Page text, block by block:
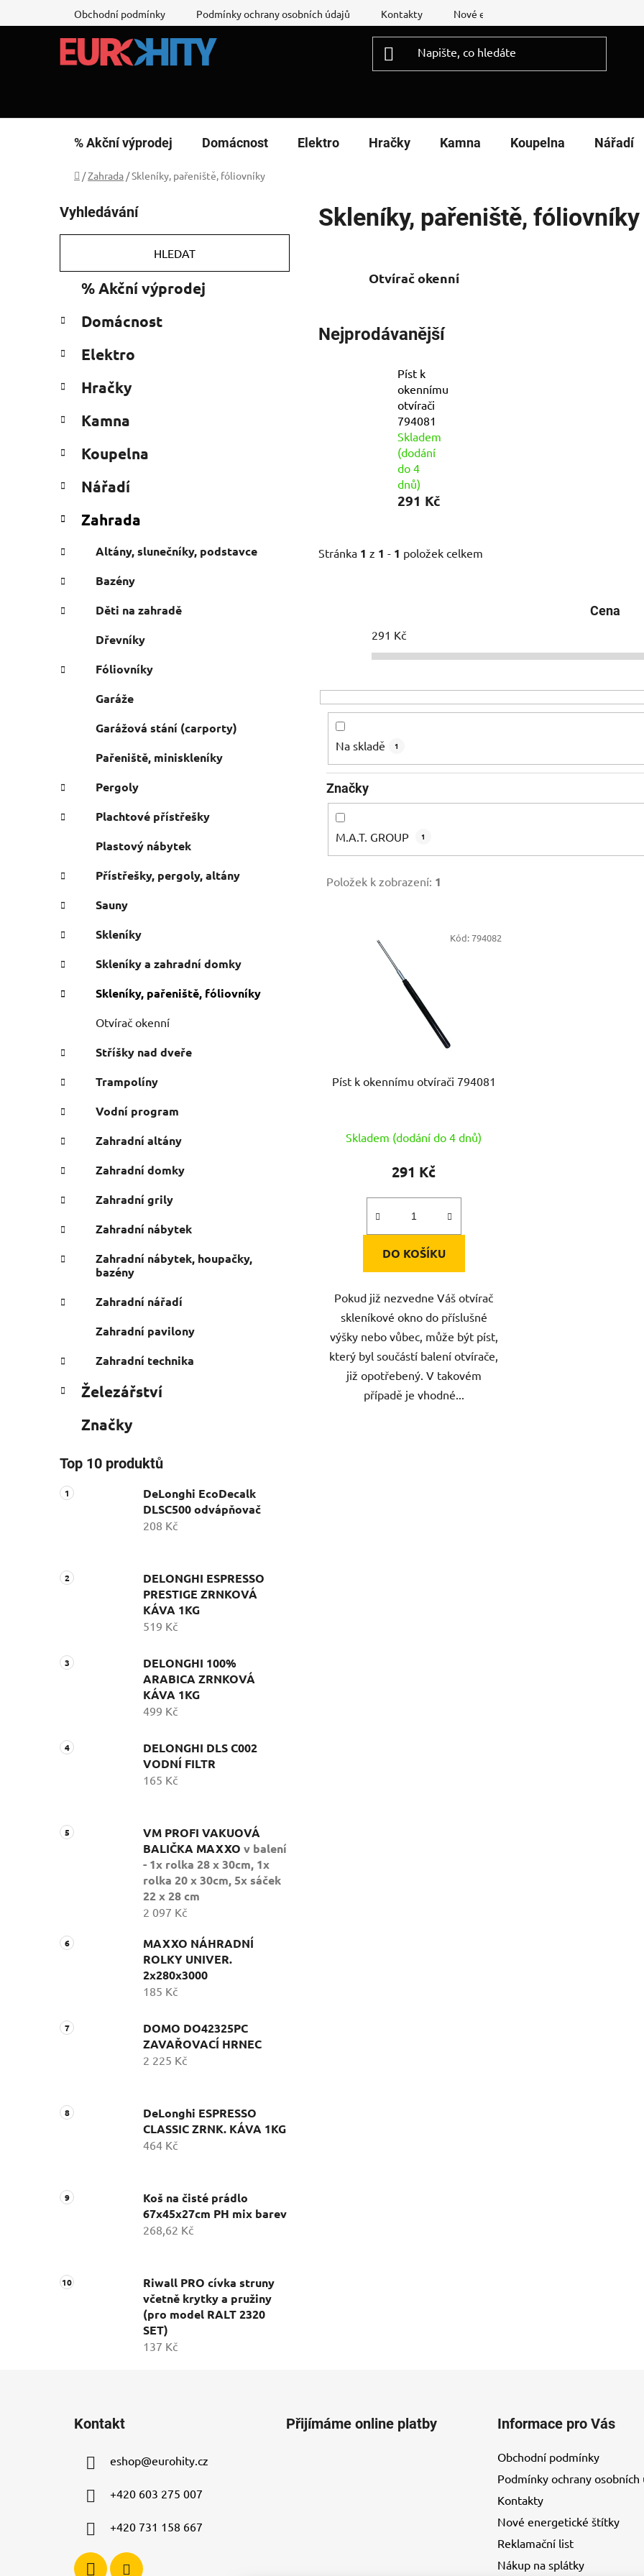
na
Obchodní podmínky Podmínky ochrany osobních údajů Kontakty Nové energetické štítky
% Akční výprodej Domácnost Elektro Hračky Kamna Koupelna Nářadí
Domů
/Zahrada /Skleníky, pařeniště, fóliovníky
o
s
r
n
í
a
e
Vyhledávání
HLEDAT
kategorie
e
o
i
% Akční výprodej
Domácnost
Elektro
Hračky
Kamna
Koupelna
Nářadí
Zahrada
Altány, slunečníky, podstavce
Bazény
Děti na zahradě
Dřevníky
Fóliovníky
Garáže
Garážová stání (carporty)
Pařeniště, miniskleníky
Pergoly
Plachtové přístřešky
Plastový nábytek
Přístřešky, pergoly, altány
Sauny
Skleníky
Skleníky a zahradní domky
Skleníky, pařeniště, fóliovníky
Otvírač okenní
Stříšky nad dveře
Trampolíny
Vodní program
Zahradní altány
Zahradní domky
Zahradní grily
Zahradní nábytek
Zahradní nábytek, houpačky,
bazény
Zahradní nářadí
Zahradní pavilony
Zahradní technika
Železářství
Značky
Top 10 produktů
DeLonghi EcoDecalk
DLSC500 odvápňovač
208 Kč
DELONGHI ESPRESSO
PRESTIGE ZRNKOVÁ
KÁVA 1KG
519 Kč
DELONGHI 100%
ARABICA ZRNKOVÁ
KÁVA 1KG
499 Kč
DELONGHI DLS C002
VODNÍ FILTR
165 Kč
VM PROFI VAKUOVÁ
BALIČKA MAXXO v balení
- 1x rolka 28 x 30cm, 1x
rolka 20 x 30cm, 5x sáček
22 x 28 cm
2 097 Kč
MAXXO NÁHRADNÍ
ROLKY UNIVER.
2x280x3000
185 Kč
DOMO DO42325PC
ZAVAŘOVACÍ HRNEC
2 225 Kč
DeLonghi ESPRESSO
CLASSIC ZRNK. KÁVA 1KG
464 Kč
Koš na čisté prádlo
67x45x27cm PH mix barev
268,62 Kč
Riwall PRO cívka struny
včetně krytky a pružiny
(pro model RALT 2320
SET)
137 Kč
Skleníky, pařeniště, fóliovníky
Otvírač okenní
Nejprodávanější
Píst k
okennímu
otvírači
794081
Skladem
(dodání
do 4
dnů)
291 Kč
Stránka 1 z 1 - 1 položek celkem
Cena
291 Kč
Na skladě 1
Značky
M.A.T. GROUP 1
Položek k zobrazení: 1
Píst k okennímu otvírači 794081
Skladem (dodání do 4 dnů)
291 Kč
DO KOŠÍKU
Pokud již nezvedne Váš otvírač
skleníkové okno do příslušné
výšky nebo vůbec, může být píst,
který byl součástí balení otvírače,
již opotřebený. V takovém
případě je vhodné...
Kód:794082
Kontakt
eshop@eurohity.cz
+420 603 275 007
+420 731 158 667
Přijímáme online platby Informace pro Vás
Obchodní podmínky
Podmínky ochrany osobních
Kontakty
Nové energetické štítky
Reklamační list
Nákup na splátky